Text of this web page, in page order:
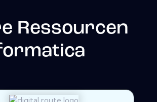
Ressourcen